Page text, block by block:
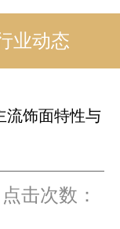
业动态
流饰面特性与
击次数：